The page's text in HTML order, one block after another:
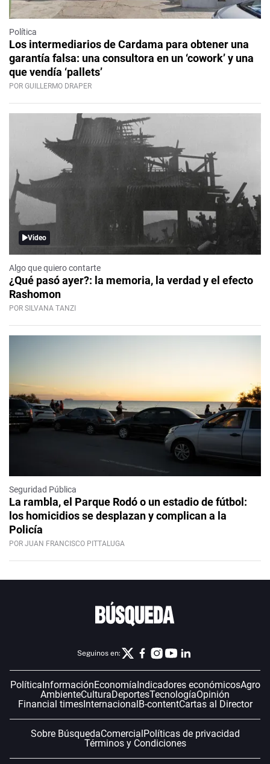
Política
Los intermediarios de Cardama para obtener una
garantía falsa: una consultora en un ‘cowork’ y una
que vendía ‘pallets’
POR GUILLERMO DRAPER
Video
Algo que quiero contarte
¿Qué pasó ayer?: la memoria, la verdad y el efecto
Rashomon
POR SILVANA TANZI
Seguridad Pública
La rambla, el Parque Rodó o un estadio de fútbol:
los homicidios se desplazan y complican a la
Policía
POR JUAN FRANCISCO PITTALUGA
Seguinos en:
Política InformaciónEconomía Indicadores económicosAgro
AmbienteCulturaDeportesTecnologíaOpinión
Financial timesInternacional B-contentCartas al Director
Sobre BúsquedaComercial Políticas de privacidad
Términos y Condiciones